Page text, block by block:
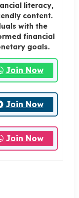
literacy,
content.
with the
financial
goals.
Join Now
Join Now
Join Now